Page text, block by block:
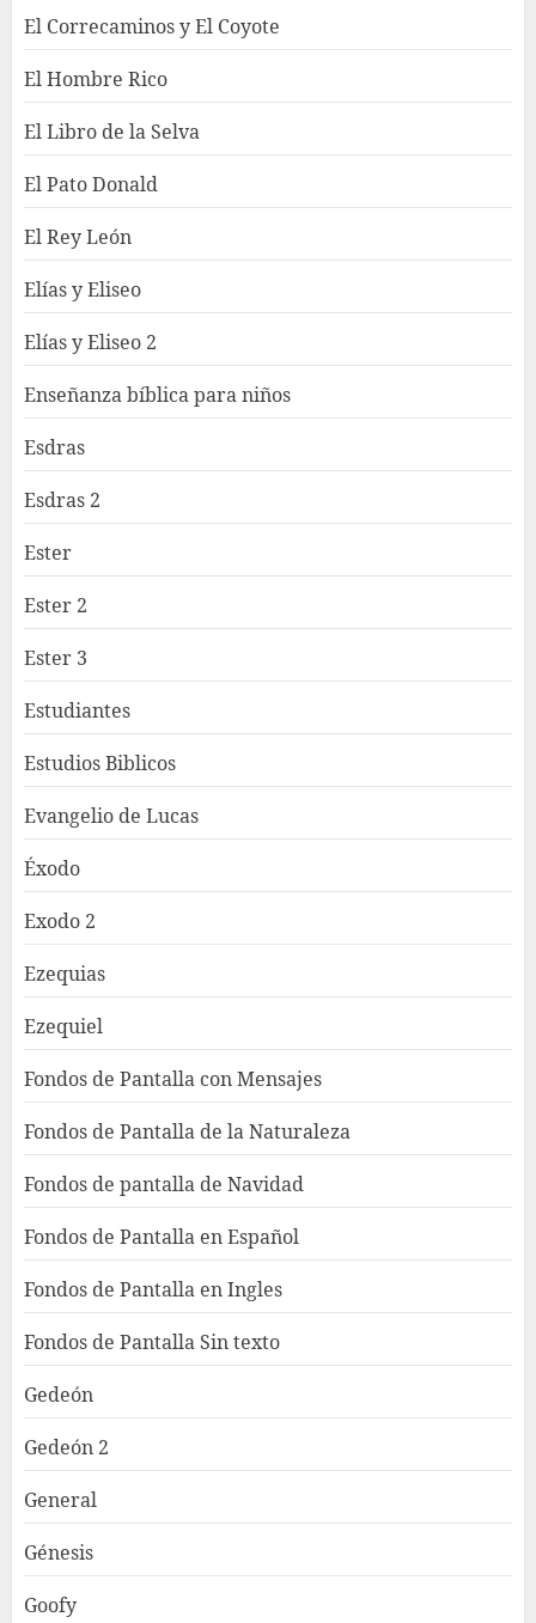
El Correcaminos y El Coyote
El Hombre Rico
El Libro de la Selva
El Pato Donald
El Rey León
Elías y Eliseo
Elías y Eliseo 2
Enseñanza bíblica para niños
Esdras
Esdras 2
Ester
Ester 2
Ester 3
Estudiantes
Estudios Biblicos
Evangelio de Lucas
Éxodo
Exodo 2
Ezequias
Ezequiel
Fondos de Pantalla con Mensajes
Fondos de Pantalla de la Naturaleza
Fondos de pantalla de Navidad
Fondos de Pantalla en Español
Fondos de Pantalla en Ingles
Fondos de Pantalla Sin texto
Gedeón
Gedeón 2
General
Génesis
Goofy